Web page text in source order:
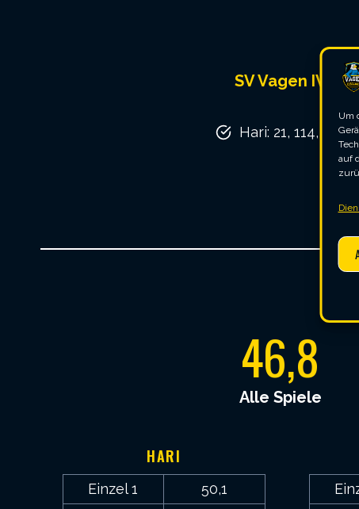
Um
auf
SV Vagen IV
Hari: 21, 114, 154
46,8
Alle Spiele
HARI
Einzel 1
50,1